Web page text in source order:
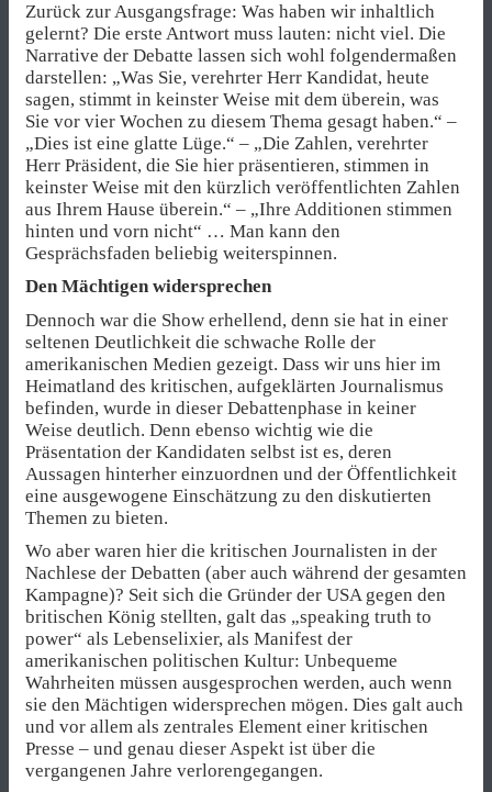
Zurück zur Ausgangsfrage: Was haben wir inhaltlich
gelernt? Die erste Antwort muss lauten: nicht viel. Die
Narrative der Debatte lassen sich wohl folgendermaßen
darstellen: „Was Sie, verehrter Herr Kandidat, heute
sagen, stimmt in keinster Weise mit dem überein, was
Sie vor vier Wochen zu diesem Thema gesagt haben.“ –
„Dies ist eine glatte Lüge.“ – „Die Zahlen, verehrter
Herr Präsident, die Sie hier präsentieren, stimmen in
keinster Weise mit den kürzlich veröffentlichten Zahlen
aus Ihrem Hause überein.“ – „Ihre Additionen stimmen
hinten und vorn nicht“ … Man kann den
Gesprächsfaden beliebig weiterspinnen.
Den Mächtigen widersprechen
Dennoch war die Show erhellend, denn sie hat in einer
seltenen Deutlichkeit die schwache Rolle der
amerikanischen Medien gezeigt. Dass wir uns hier im
Heimatland des kritischen, aufgeklärten Journalismus
befinden, wurde in dieser Debattenphase in keiner
Weise deutlich. Denn ebenso wichtig wie die
Präsentation der Kandidaten selbst ist es, deren
Aussagen hinterher einzuordnen und der Öffentlichkeit
eine ausgewogene Einschätzung zu den diskutierten
Themen zu bieten.
Wo aber waren hier die kritischen Journalisten in der
Nachlese der Debatten (aber auch während der gesamten
Kampagne)? Seit sich die Gründer der USA gegen den
britischen König stellten, galt das „speaking truth to
power“ als Lebenselixier, als Manifest der
amerikanischen politischen Kultur: Unbequeme
Wahrheiten müssen ausgesprochen werden, auch wenn
sie den Mächtigen widersprechen mögen. Dies galt auch
und vor allem als zentrales Element einer kritischen
Presse – und genau dieser Aspekt ist über die
vergangenen Jahre verlorengegangen.